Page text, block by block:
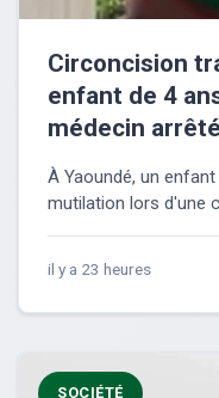
Circoncision
enfant de 4
médecin arrêté
À Yaoundé, un
mutilation lors d'une
il y a 23 heures
SOCIÉTÉ